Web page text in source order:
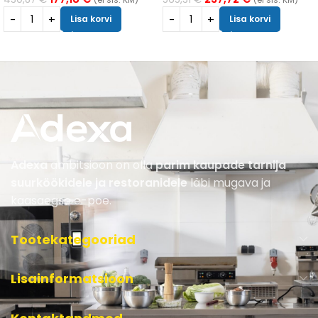
Lisa korvi
Lisa korvi
Adexa ambitsioon on ollaparim kaupade tarnija
suurköökidele ja restoranideleläbi mugava ja
kaasaegse e-poe.
Tootekategooriad
Lisainformatsioon